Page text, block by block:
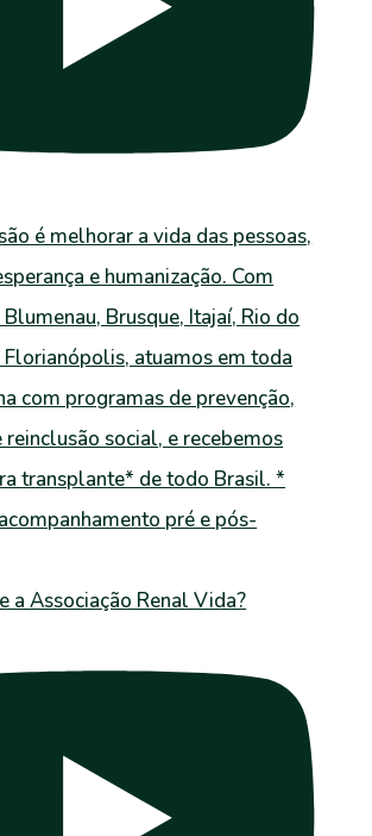
a Associação Renal Vida?